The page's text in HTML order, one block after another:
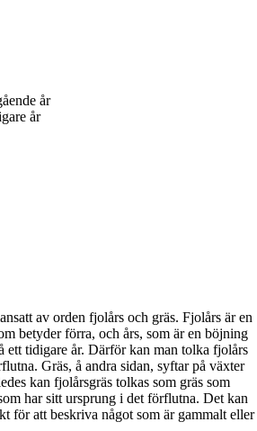
år
år
av orden fjolårs och gräs. Fjolårs är en
betyder förra, och års, som är en böjning
ett tidigare år. Därför kan man tolka fjolårs
Gräs, å andra sidan, syftar på växter
kan fjolårsgräs tolkas som gräs som
har sitt ursprung i det förflutna. Det kan
för att beskriva något som är gammalt eller